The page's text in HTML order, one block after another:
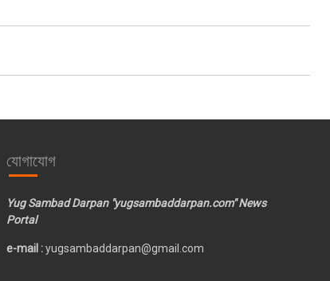
যোগাযোগ
Yug Sambad Darpan "yugsambaddarpan.com" News
Portal
e-mail :yugsambaddarpan@gmail.com